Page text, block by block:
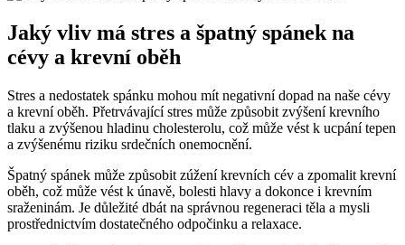
Jaký vliv má stres a špatný spánek na
cévy a krevní oběh
Stres a nedostatek spánku mohou mít negativní dopad na naše cévy
a krevní oběh. Přetrvávající stres může způsobit zvýšení krevního
tlaku a zvýšenou hladinu cholesterolu, což může vést k ucpání tepen
a zvýšenému riziku srdečních onemocnění.
Špatný spánek může způsobit zúžení krevních cév a zpomalit krevní
oběh, což může vést k únavě, bolesti hlavy a dokonce i krevním
sraženinám. Je důležité dbát na správnou regeneraci těla a mysli
prostřednictvím dostatečného odpočinku a relaxace.